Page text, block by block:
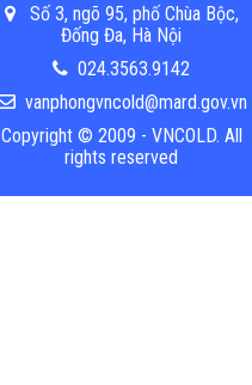
Số 3, ngõ 95, phố Chùa Bộc,
Đống Đa, Hà Nội
024.3563.9142
vanphongvncold@mard.gov.vn
Copyright © 2009 - VNCOLD. All
rights reserved